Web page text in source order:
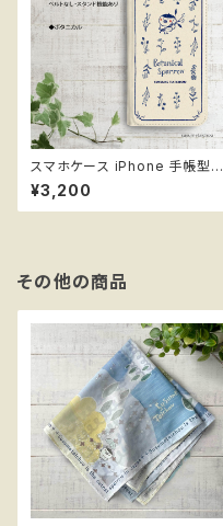
スマホケース iPhone 手帳型
＊ボタニカル ベルトなし スタン
ド機能
¥3,200
その他の商品